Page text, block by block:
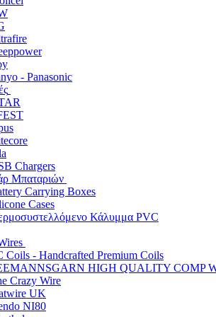
- Panasonic
Chargers
Μπαταριών
Carrying Boxes
Cases
Κάλυμμα PVC
Coils - Handcrafted Premium Coils
HIGH QUALITY COMP
Crazy Wire
UK
NI80